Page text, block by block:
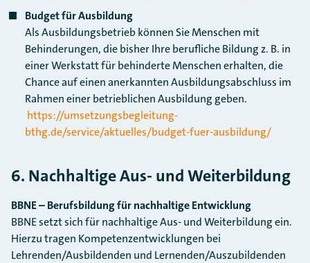
Budget für Ausbildung
Als Ausbildungsbetrieb können Sie Menschen mit
Behinderungen, die bisher Ihre berufliche Bildung z. B. in
einer Werkstatt für behinderte Menschen erhalten, die
Chance auf einen anerkannten Ausbildungsabschluss im
Rahmen einer betrieblichen Ausbildung geben.​​​​​​​
https://umsetzungsbegleitung-
bthg.de/service/aktuelles/budget-fuer-ausbildung/
6. Nachhaltige Aus- und Weiterbildung
BBNE – Berufsbildung für nachhaltige Entwicklung
BBNE setzt sich für nachhaltige Aus- und Weiterbildung ein.
Hierzu tragen Kompetenzentwicklungen bei
Lehrenden/Ausbildenden und Lernenden/Auszubildenden